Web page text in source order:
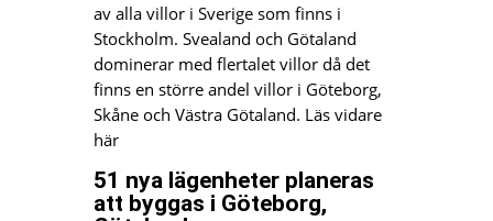
av alla villor i Sverige som finns i
Stockholm. Svealand och Götaland
dominerar med flertalet villor då det
finns en större andel villor i Göteborg,
Skåne och Västra Götaland. Läs vidare
här
51 nya lägenheter planeras
att byggas i Göteborg,